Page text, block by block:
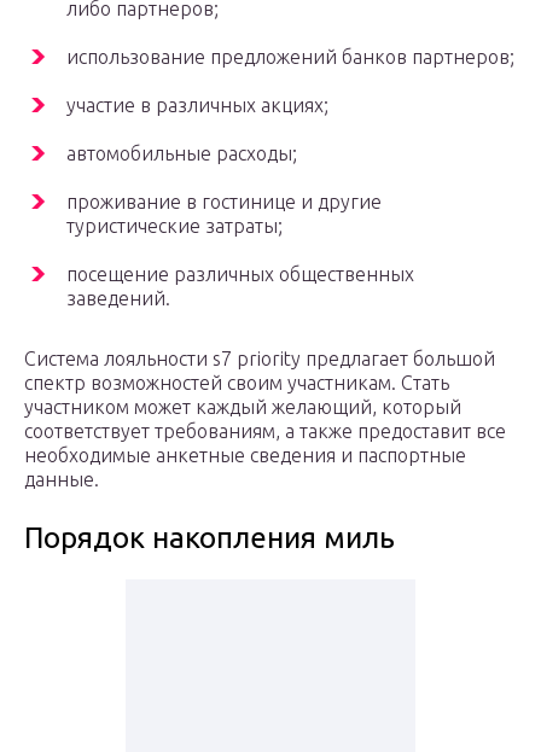
либо партнеров;
использование предложений банков партнеров;
участие в различных акциях;
автомобильные расходы;
проживание в гостинице и другие
туристические затраты;
посещение различных общественных
заведений.
Система лояльности s7 priority предлагает большой
спектр возможностей своим участникам. Стать
участником может каждый желающий, который
соответствует требованиям, а также предоставит все
необходимые анкетные сведения и паспортные
данные.
Порядок накопления миль